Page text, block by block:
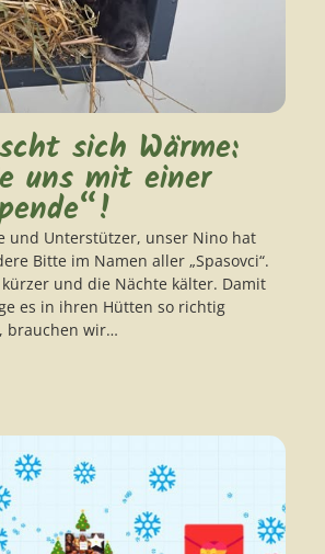
sich Wärme:
uns mit einer
und Unterstützer, unser Nino hat
Bitte im Namen aller „Spasovci“.
und die Nächte kälter. Damit
es in ihren Hütten so richtig
brauchen wir…